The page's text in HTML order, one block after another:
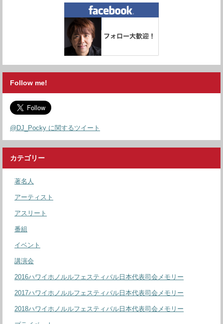
Follow me!
@DJ_Pocky に関するツイート
カテゴリー
著名人
アーティスト
アスリート
番組
イベント
講演会
2016ハワイホノルルフェスティバル日本代表司会メモリー
2017ハワイホノルルフェスティバル日本代表司会メモリー
2018ハワイホノルルフェスティバル日本代表司会メモリー